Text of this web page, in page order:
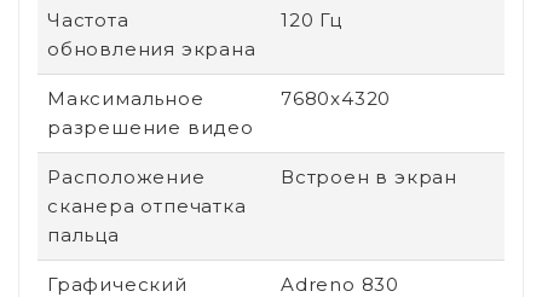
Частота
обновления экрана
120 Гц
Максимальное
разрешение видео
7680x4320
Расположение
сканера отпечатка
пальца
Встроен в экран
Графический
Adreno 830